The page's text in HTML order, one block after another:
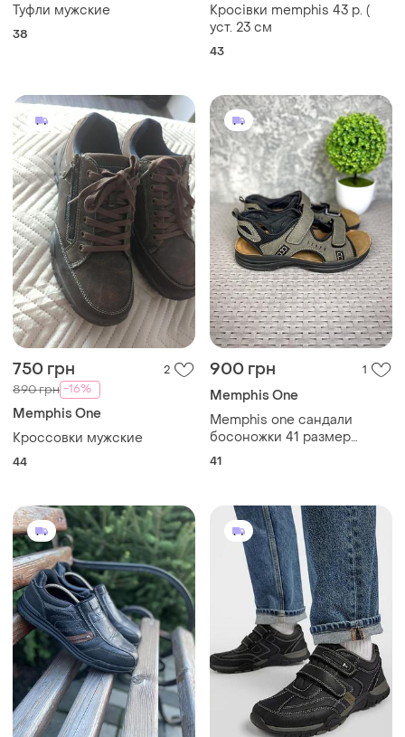
Туфли мужские
38
Кросівки memphis 43 р. (
уст. 23 см
43
750 грн 2
890 грн -16%
Memphis One
Кроссовки мужские
44
900 грн 1
Memphis One
Memphis one сандали
босоножки 41 размер
коричневые оригинал
41